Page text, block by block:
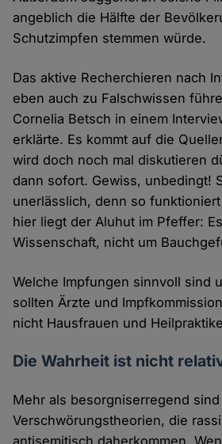
angeblich die Hälfte der
Schutzimpfen stemmen würde.
Das aktive Recherchieren nach
eben auch zu Falschwissen
Cornelia Betsch in einem
erklärte. Es kommt auf die
wird doch noch mal diskutieren
dann sofort. Gewiss, unbedingt!
unerlässlich, denn so
hier liegt der Aluhut im Pfeffer:
Wissenschaft, nicht um
Welche Impfungen sinnvoll sind
sollten Ärzte und
nicht Hausfrauen und
Die Wahrheit ist nicht
Mehr als besorgniserregend
Verschwörungstheorien, die